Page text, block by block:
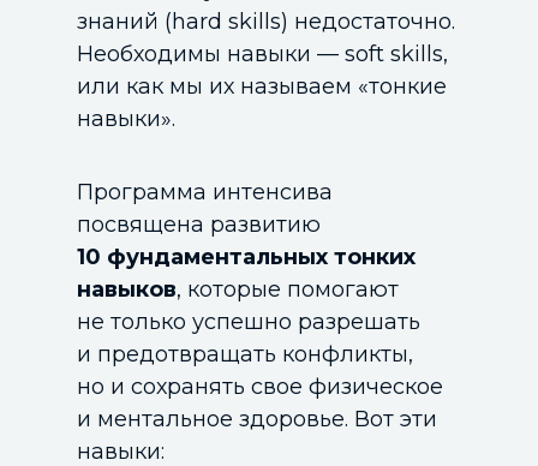
знаний (hard skills) недостаточно.
Необходимы навыки — soft skills,
или как мы их называем «тонкие
навыки».
Программа интенсива
посвящена развитию
10 фундаментальных тонких
навыков, которые помогают
не только успешно разрешать
и предотвращать конфликты,
но и сохранять свое физическое
и ментальное здоровье. Вот эти
навыки: